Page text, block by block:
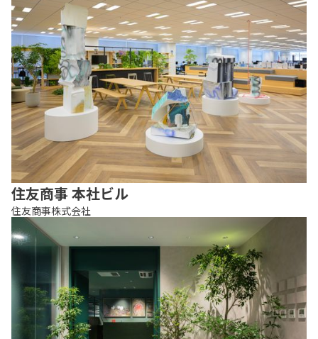
住友商事 本社ビル
住友商事株式会社